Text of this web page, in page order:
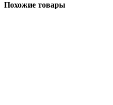
Похожие товары